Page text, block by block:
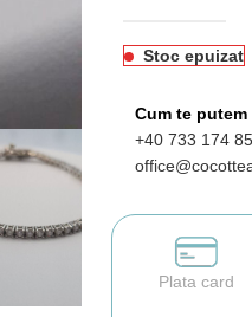
Stoc epuizat
Cum te putem
+40 733 174
Plata card